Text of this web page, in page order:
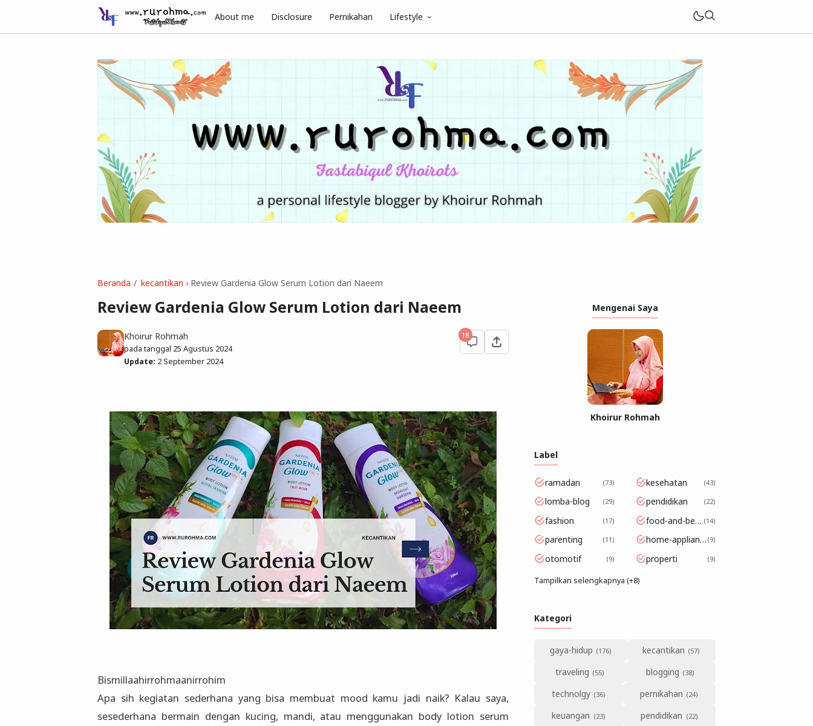
About me Disclosure Pernikahan Lifestyle
Beranda kecantikan › Review Gardenia Glow Serum Lotion dari Naeem
Review Gardenia Glow Serum Lotion dari Naeem
Khoirur Rohmah
pada tanggal 25 Agustus 2024
Update: 2 September 2024
18
Bismillaahirrohmaanirrohim
Apa sih kegiatan sederhana yang bisa membuat mood kamu jadi naik? Kalau saya,
sesederhana bermain dengan kucing, mandi, atau menggunakan body lotion serum
Mengenai Saya
Khoirur Rohmah
Label
ramadan 73 kesehatan 43
lomba-blog 29 pendidikan 22
fashion 17 food-and-beverage 14
parenting 11 home-appliance 9
otomotif 9 properti 9
Tampilkan selengkapnya (+8)
Kategori
gaya-hidup
kecantikan
traveling
blogging
technolgy
pernikahan
keuangan
pendidikan